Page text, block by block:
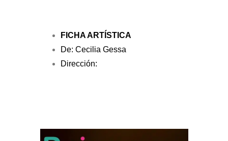
FICHA ARTÍSTICA
De: Cecilia Gessa
Dirección: